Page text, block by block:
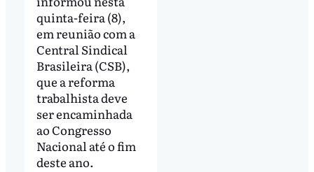
quinta-feira (8),
em reunião com a
Central Sindical
Brasileira (CSB),
que a reforma
trabalhista deve
ser encaminhada
ao Congresso
Nacional até o fim
deste ano.